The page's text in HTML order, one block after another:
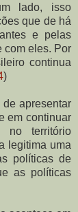
lado, isso
que de há
e pelas
com eles. Por
continua
)
apresentar
em continuar
no território
legitima uma
políticas de
as políticas